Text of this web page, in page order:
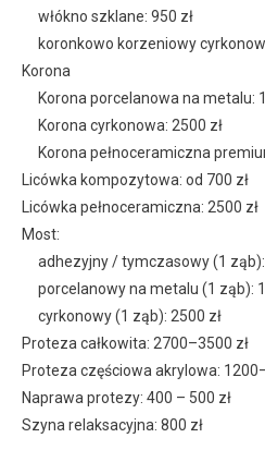
włókno szklane: 950 zł
koronkowo korzeniowy
Korona
Korona porcelanowa na metalu:
Korona cyrkonowa: 2500 zł
Korona pełnoceramiczna
Licówka kompozytowa: od 700 zł
Licówka pełnoceramiczna: 2500 zł
Most:
adhezyjny / tymczasowy (1 ząb):
porcelanowy na metalu (1 ząb):
cyrkonowy (1 ząb): 2500 zł
Proteza całkowita: 2700–3500 zł
Proteza częściowa akrylowa:
Naprawa protezy: 400 – 500 zł
Szyna relaksacyjna: 800 zł